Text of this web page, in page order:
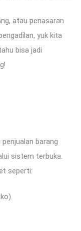
atau penasaran
yuk kita
bisa jadi
barang
sistem terbuka.
seperti: